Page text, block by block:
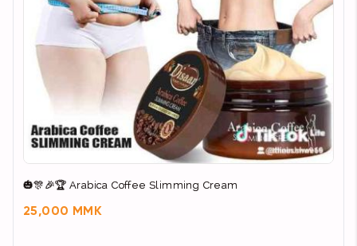
🎃🎊🎉🏆 Arabica Coffee Slimming Cream
25,000 MMK